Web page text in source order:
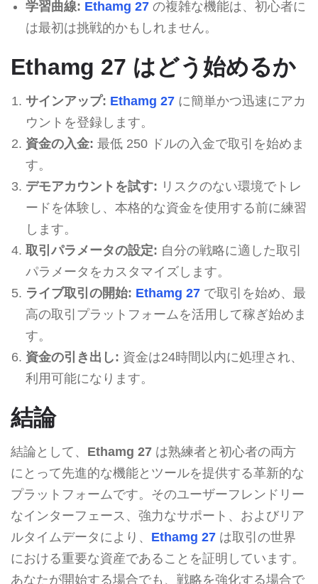
学習曲線: Ethamg 27の複雑な機能は、初心者に
は最初は挑戦的かもしれません。
Ethamg 27 はどう始めるか
サインアップ: Ethamg 27に簡単かつ迅速にアカ
ウントを登録します。
資金の入金: 最低 250 ドルの入金で取引を始めま
す。
デモアカウントを試す: リスクのない環境でトレ
ードを体験し、本格的な資金を使用する前に練習
します。
取引パラメータの設定: 自分の戦略に適した取引
パラメータをカスタマイズします。
ライブ取引の開始: Ethamg 27で取引を始め、最
高の取引プラットフォームを活用して稼ぎ始めま
す。
資金の引き出し: 資金は24時間以内に処理され、
利用可能になります。
結論
結論として、 Ethamg 27 は熟練者と初心者の両方
にとって先進的な機能とツールを提供する革新的な
プラットフォームです。そのユーザーフレンドリー
なインターフェース、強力なサポート、およびリア
ルタイムデータにより、 Ethamg 27 は取引の世界
における重要な資産であることを証明しています。
あなたが開始する場合でも、戦略を強化する場合で